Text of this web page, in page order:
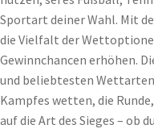
Sportart deiner Wahl. Mit
die Vielfalt der
Gewinnchancen erhöhen.
und beliebtesten
Kampfes wetten, die
auf die Art des Sieges – ob